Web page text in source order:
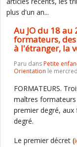
plus d'un an...
Au JO du 18 au
formateurs,
à l'étranger, la
Paru dansPetite
Orientation le
FORMATEURS.
maîtres formateurs
premier degré,
degré.
Le premier décret (